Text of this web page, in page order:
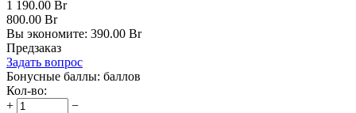
1 190.00 Br
800.00 Br
Вы экономите: 390.00 Br
Предзаказ
Задать вопрос
Бонусные баллы: баллов
Кол-во:
+
−